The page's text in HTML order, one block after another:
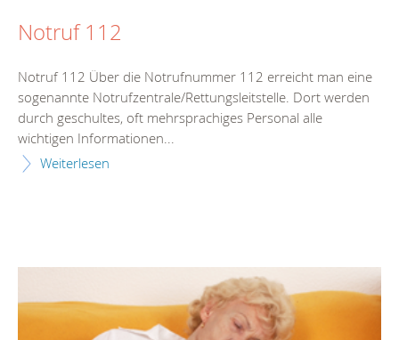
Notruf 112
Notruf 112 Über die Notrufnummer 112 erreicht man eine
sogenannte Notrufzentrale/Rettungsleitstelle. Dort werden
durch geschultes, oft mehrsprachiges Personal alle
wichtigen Informationen...
Weiterlesen